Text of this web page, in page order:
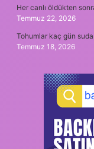
Her canlı öldükten
Temmuz 22, 2026
Tohumlar kaç gün
Temmuz 18, 2026